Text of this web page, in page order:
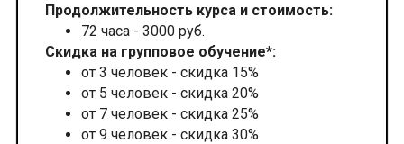
Продолжительность курса и стоимость:
72 часа - 3000 руб.
Скидка на групповое обучение*:
от 3 человек - скидка 15%
от 5 человек - скидка 20%
от 7 человек - скидка 25%
от 9 человек - скидка 30%